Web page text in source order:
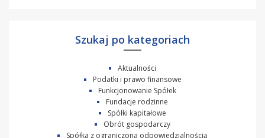
Szukaj po kategoriach
Aktualności
Podatki i prawo finansowe
Funkcjonowanie Spółek
Fundacje rodzinne
Spółki kapitałowe
Obrót gospodarczy
Spółka z ograniczoną odpowiedzialnością